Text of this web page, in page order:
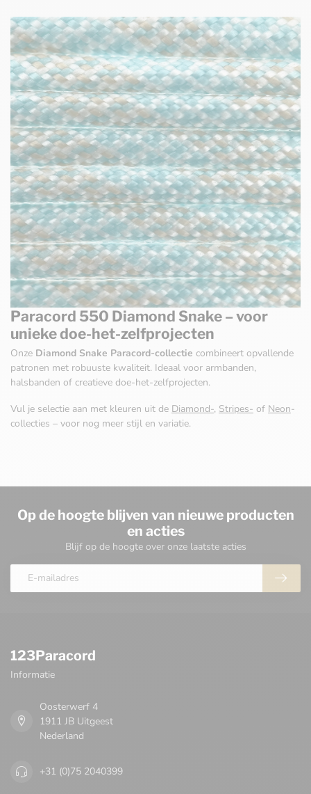
Paracord 550 Diamond Snake – voor
unieke doe-het-zelfprojecten
Onze Diamond Snake Paracord-collectie combineert opvallende
patronen met robuuste kwaliteit. Ideaal voor armbanden,
halsbanden of creatieve doe-het-zelfprojecten.
Vul je selectie aan met kleuren uit de Diamond-, Stripes- of Neon-
collecties – voor nog meer stijl en variatie.
Op de hoogte blijven van nieuwe producten
en acties
Blijf op de hoogte over onze laatste acties
123Paracord
Informatie
Oosterwerf 4
1911 JB Uitgeest
Nederland
+31 (0)75 2040399